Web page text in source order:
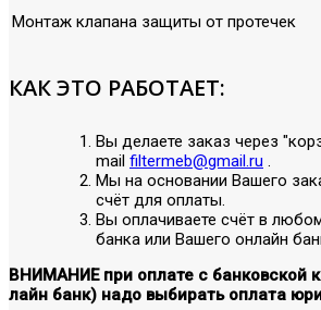
Монтаж клапана защиты от протечек
КАК ЭТО РАБОТАЕТ:
Вы делаете заказ через
mail filtermeb@gmail.ru .
Мы на основании Вашего
счёт для оплаты.
Вы оплачиваете счёт в
банка или Вашего онлайн
ВНИМАНИЕ при оплате с банковской
лайн банк) надо выбирать оплата